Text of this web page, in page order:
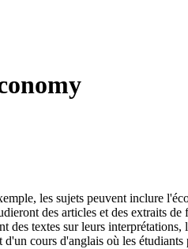
les sujets peuvent inclure
des articles et des extraits
textes sur leurs
cours d'anglais où les